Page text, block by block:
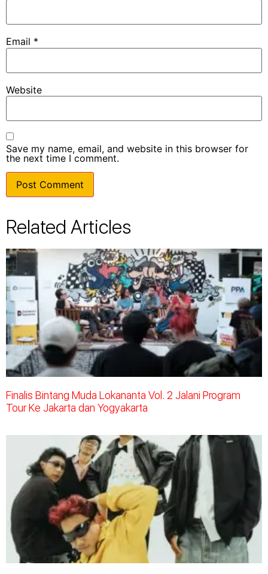
Email *
Website
Save my name, email, and website in this browser for
the next time I comment.
Related Articles
Finalis Bintang Muda Lokananta Vol. 2 Jalani Program
Tour Ke Jakarta dan Yogyakarta